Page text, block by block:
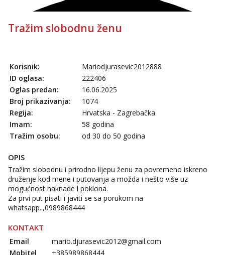
Tražim slobodnu ženu
Korisnik:
Mariodjurasevic2012888
ID oglasa:
222406
Oglas predan:
16.06.2025
Broj prikazivanja:
1074
Regija:
Hrvatska - Zagrebačka
Imam:
58 godina
Tražim osobu:
od 30 do 50 godina
OPIS
Tražim slobodnu i prirodno lijepu ženu za povremeno iskreno
druženje kod mene i putovanja a možda i nešto više uz
mogućnost naknade i poklona.
Za prvi put pisati i javiti se sa porukom na
whatsapp..,0989868444
KONTAKT
Email
mario.djurasevic2012@gmail.com
Mobitel
+385989868444